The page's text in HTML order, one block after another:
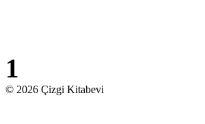
1
© 2026 Çizgi Kitabevi